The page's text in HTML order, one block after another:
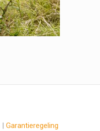
| Garantieregeling